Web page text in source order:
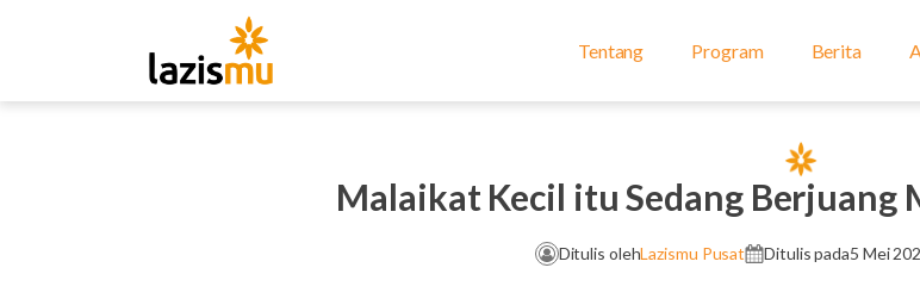
Tentang Program Berita
Malaikat Kecil itu Sedang Berjuang
Ditulis olehLazismu Pusat Ditulis pada5 Mei